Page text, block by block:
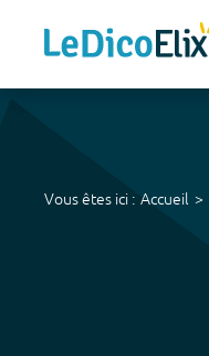
Vous êtes ici : Accueil